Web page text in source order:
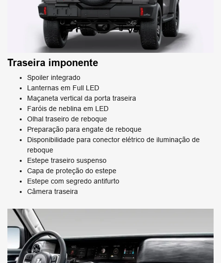
Traseira imponente
Spoiler integrado
Lanternas em Full LED
Maçaneta vertical da porta traseira
Faróis de neblina em LED
Olhal traseiro de reboque
Preparação para engate de reboque
Disponibilidade para conector elétrico de iluminação de
reboque
Estepe traseiro suspenso
Capa de proteção do estepe
Estepe com segredo antifurto
Câmera traseira